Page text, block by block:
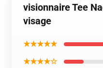
visionnaire Tee
visage
★★★★★
★★★★☆